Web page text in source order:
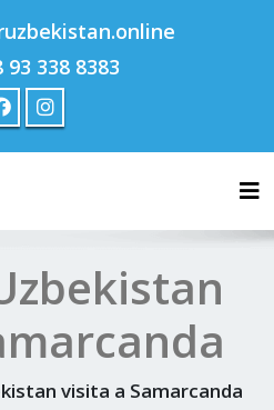
93 338 8383
visita a Samarcanda